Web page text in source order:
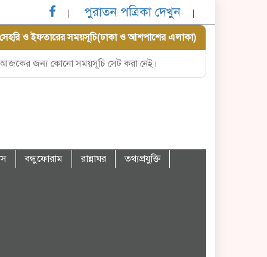
পুরাতন পত্রিকা দেখুন
সেহরি ও ইফতারের সময়সূচি(ঢাকা ও আশপাশের এলাকা)
আজকের জন্য কোনো সময়সূচি সেট করা নেই।
বন্ধুফোরাম রান্নাঘর
তথ্যপ্রযুক্তি